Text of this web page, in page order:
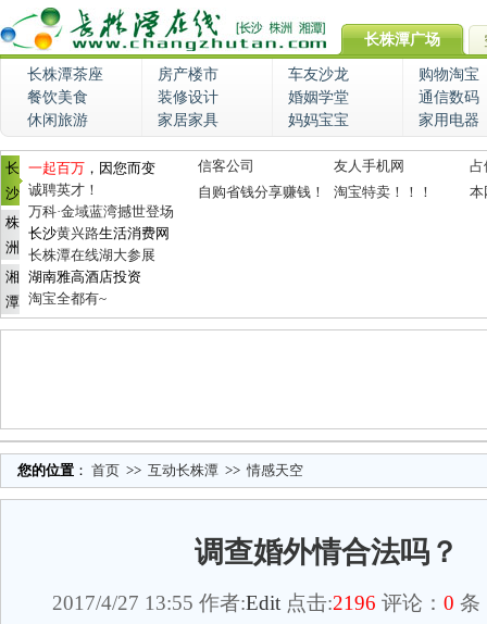
长株潭广场
长株潭茶座 房产楼市 车友沙龙
购物淘宝
餐饮美食
装修设计 婚姻学堂
通信数码
休闲旅游
家居家具 妈妈宝宝 家用电器
长
沙
株
洲
湘
潭
一起百万 ，因您而变
诚聘英才！
万科·金域蓝湾撼世登场
长沙黄兴路生活消费网
长株潭在线湖大参展
湖南雅高酒店投资
淘宝全都有~
信客公司 友人手机网
占
自购省钱分享赚钱！
淘宝特卖！！！ 本
您的位置 ： 首页 >> 互动长株潭 >> 情感天空
调查婚外情合法吗？
2017/4/27 13:55 作者:Edit 点击:2196 评论： 0 条